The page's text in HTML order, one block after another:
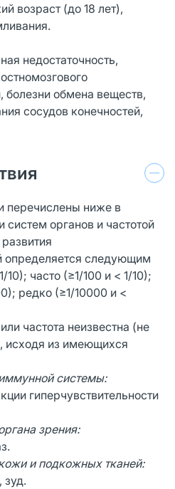
возраст (до 18 лет),
недостаточность,
болезни обмена веществ,
сосудов конечностей,
перечислены ниже в
систем органов и частотой
определяется следующим
часто (≥1/100 и < 1/10);
редко (≥1/10000 и <
частота неизвестна (не
исходя из имеющихся
системы:
гиперчувствительности
зрения:
и подкожных тканей: